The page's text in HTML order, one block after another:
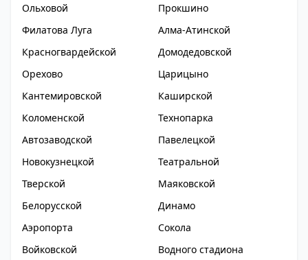
Ольховой
Прокшино
Филатова Луга
Алма-Атинской
Красногвардейской
Домодедовской
Орехово
Царицыно
Кантемировской
Каширской
Коломенской
Технопарка
Автозаводской
Павелецкой
Новокузнецкой
Театральной
Тверской
Маяковской
Белорусской
Динамо
Аэропорта
Сокола
Войковской
Водного стадиона